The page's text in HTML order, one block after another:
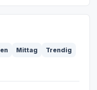
Mittag
Trendig